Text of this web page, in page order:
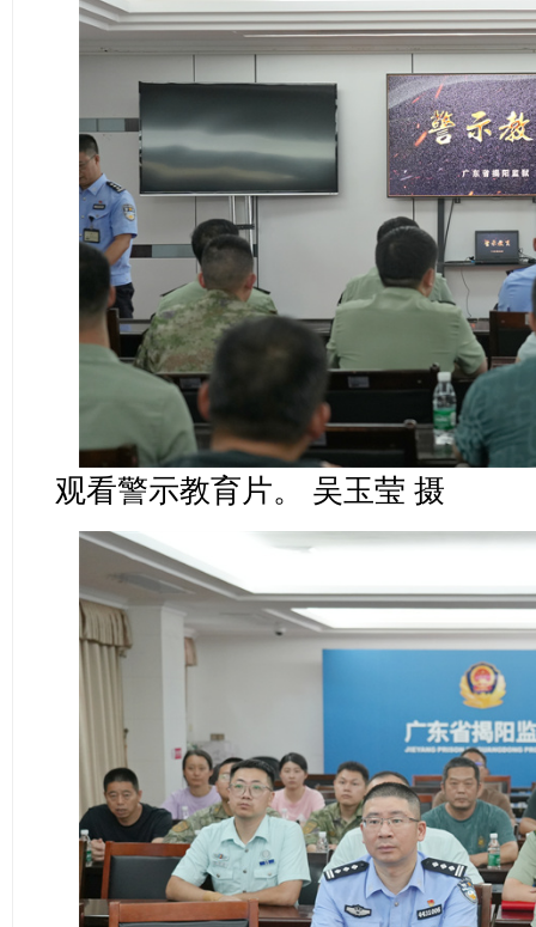
观看警示教育片。 吴玉莹 摄